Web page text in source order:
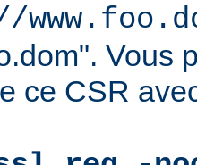
Vous
ce CSR